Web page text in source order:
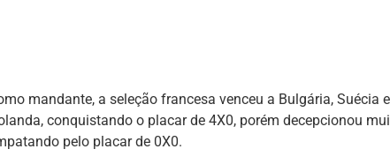
mandante, a seleção francesa venceu a Bulgária, Suécia
conquistando o placar de 4X0, porém decepcionou
pelo placar de 0X0.